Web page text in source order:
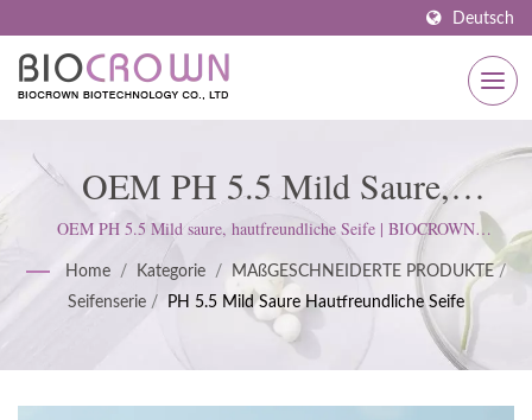
Deutsch
OEM PH 5.5 Mild Saure,
Hautfreundliche Seife | ISO- Und
GMP-Zertifizierter
Hautpflegehersteller Seit 1977 |
BIOCROWN
OEM PH 5.5 Mild saure, hautfreundliche Seife | BIOCROWN
konzentriert sich auf die Entwicklung von Hautpflegeprodukten. Wir
folgen den ISO22716- und Good Manufacturing Practices (GMP)-
Standards und halten eine strenge Haltung ein, um die Erwartungen der
Kunden zu erfüllen.
Home / Kategorie / MAßGESCHNEIDERTE PRODUKTE /
Seifenserie / PH 5.5 Mild Saure Hautfreundliche Seife